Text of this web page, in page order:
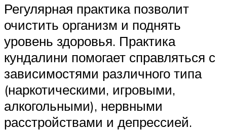
Регулярная практика позволит
очистить организм и поднять
уровень здоровья. Практика
кундалини помогает справляться с
зависимостями различного типа
(наркотическими, игровыми,
алкогольными), нервными
расстройствами и депрессией.